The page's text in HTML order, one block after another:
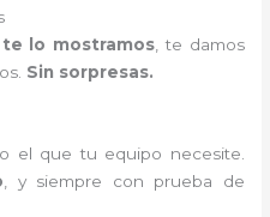
te lo mostramos, te damos
Sin sorpresas.
el que tu equipo necesite.
, y siempre con prueba de